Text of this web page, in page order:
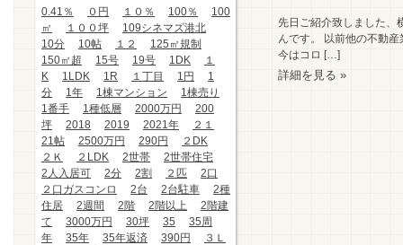
0.41％ ０円 １０％ 100％
100
㎡
１００坪
109シネマズ港北
10分
10帖 １２
125㎡規制
150㎡超
15号 19号 1DK
１
K
1LDK 1R １丁目 1円
1
分
1年 1棟マンション
1棟売り
1番手
1種低層 2000万円
200
坪
2018 2019 2021年
２１
21帖
2500万円 290円
２DK
２Ｋ
２LDK 2世帯
2世帯住宅
2人入居可
2分 2割 ２匹
2口
２口ガスコンロ
2台 2台駐車
2種
住居
2週間 2階 2階以上
2階建
て
3000万円 30坪 35
35周
年
35年 35年返済 390円
３Ｌ
先日ご紹介致しました、
んです。 以前他の不動
今はコロ […]
詳細を見る »